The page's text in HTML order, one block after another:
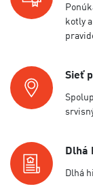
kotly
Sieť
Dlhá
Dlhá